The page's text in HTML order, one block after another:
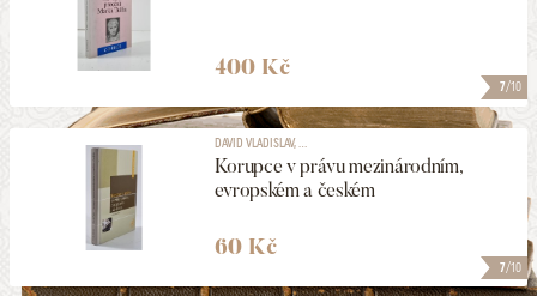
7/10
400 Kč
7/10
DAVID VLADISLAV, ...
Korupce v právu mezinárodním,
evropském a českém
60 Kč